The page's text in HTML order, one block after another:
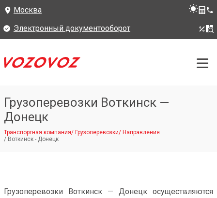
Москва
Электронный документооборот
Грузоперевозки Воткинск —
Донецк
Транспортная компания/ Грузоперевозки/ Направления
/ Воткинск - Донецк
Грузоперевозки Воткинск — Донецк осуществляются